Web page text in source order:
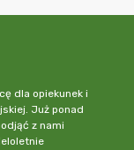
dla opiekunek i
Już ponad
z nami